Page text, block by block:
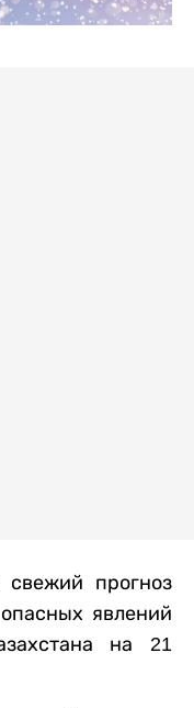
свежий прогноз
явлений
на 21